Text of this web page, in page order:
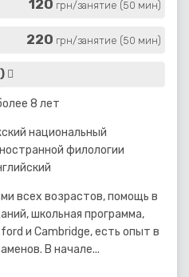
120 грн/занятие (50 мин)
220 грн/занятие (50 мин)
8 лет
национальный
филологии
всех возрастов, помощь в
школьная программа,
и Cambridge, есть опыт в
В начале...